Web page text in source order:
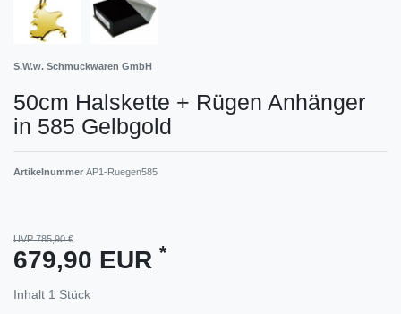
S.W.w. Schmuckwaren GmbH
50cm Halskette + Rügen Anhänger
in 585 Gelbgold
Artikelnummer AP1-Ruegen585
UVP 785,90 €
679,90 EUR *
Inhalt 1 Stück